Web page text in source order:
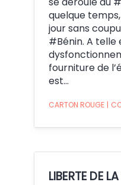
quelque
jour sans
#Bénin. A telle
fourniture de
est…
CARTON ROUGE |
LIBERTE DE